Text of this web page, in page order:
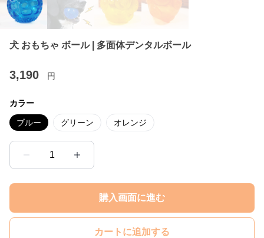
犬 おもちゃ ボール | 多面体デンタルボール
3,190 円
カラー
ブルー グリーン オレンジ
1
購入画面に進む
カートに追加する